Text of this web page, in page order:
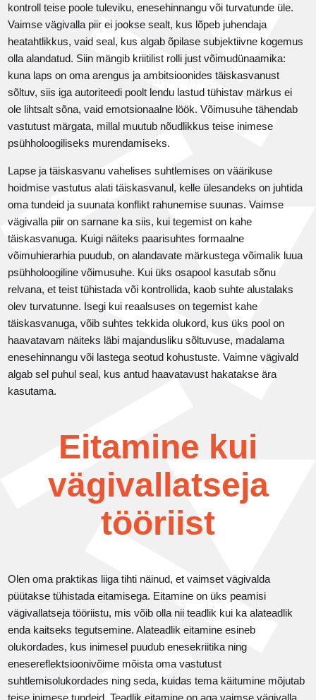
kontroll teise poole tuleviku, enesehinnangu või turvatunde üle.
Vaimse vägivalla piir ei jookse sealt, kus lõpeb juhendaja
heatahtlikkus, vaid seal, kus algab õpilase subjektiivne kogemus
olla alandatud. Siin mängib kriitilist rolli just võimudünaamika:
kuna laps on oma arengus ja ambitsioonides täiskasvanust
sõltuv, siis iga autoriteedi poolt lendu lastud tühistav märkus ei
ole lihtsalt sõna, vaid emotsionaalne löök. Võimusuhe tähendab
vastutust märgata, millal muutub nõudlikkus teise inimese
psühholoogiliseks murendamiseks.
Lapse ja täiskasvanu vahelises suhtlemises on väärikuse
hoidmise vastutus alati täiskasvanul, kelle ülesandeks on juhtida
oma tundeid ja suunata konflikt rahunemise suunas. Vaimse
vägivalla piir on sarnane ka siis, kui tegemist on kahe
täiskasvanuga. Kuigi näiteks paarisuhtes formaalne
võimuhierarhia puudub, on alandavate märkustega võimalik luua
psühholoogiline võimusuhe. Kui üks osapool kasutab sõnu
relvana, et teist tühistada või kontrollida, kaob suhte alustalaks
olev turvatunne. Isegi kui reaalsuses on tegemist kahe
täiskasvanuga, võib suhtes tekkida olukord, kus üks pool on
haavatavam näiteks läbi majandusliku sõltuvuse, madalama
enesehinnangu või lastega seotud kohustuste. Vaimne vägivald
algab sel puhul seal, kus antud haavatavust hakatakse ära
kasutama.
Eitamine kui
vägivallatseja
tööriist
Olen oma praktikas liiga tihti näinud, et vaimset vägivalda
püütakse tühistada eitamisega. Eitamine on üks peamisi
vägivallatseja tööriistu, mis võib olla nii teadlik kui ka alateadlik
enda kaitseks tegutsemine. Alateadlik eitamine esineb
olukordades, kus inimesel puudub enesekriitika ning
enesereflektsioonivõime mõista oma vastutust
suhtlemisolukordades ning seda, kuidas tema käitumine mõjutab
teise inimese tundeid. Teadlik eitamine on aga vaimse vägivalla